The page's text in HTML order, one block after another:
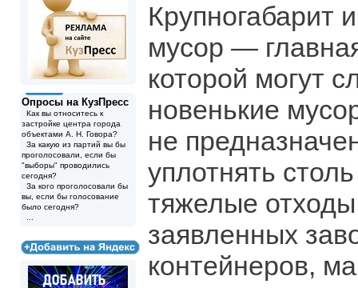
Опросы на КузПресс
Как вы относитесь к
застройке центра города
объектами А. Н. Говора?
За какую из партий вы бы
проголосовали, если бы
"выборы" проводились
сегодня?
За кого проголосовали бы
вы, если бы голосование
было сегодня?
Крупногабарит
мусор —
которой могут
новенькие
не
уплотнять
тяжелые
заявленных
контейнеров,